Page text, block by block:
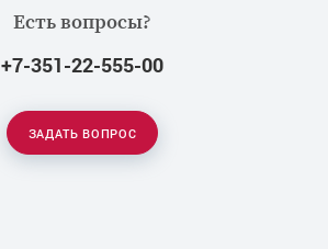
Есть вопросы?
+7-351-22-555-00
ЗАДАТЬ ВОПРОС